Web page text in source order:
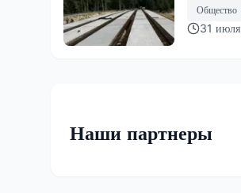
Общество
31 июля
Наши партнеры